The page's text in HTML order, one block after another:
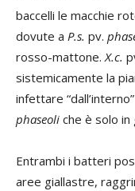
baccelli le macchie
dovute a P.s. pv.
rosso-mattone.X.c.
sistemicamente la
infettare
phaseoli che è solo in
Entrambi i batteri
aree giallastre,